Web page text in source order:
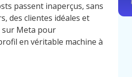
passent inaperçus, sans
des clientes idéales et
sur Meta pour
en véritable machine à